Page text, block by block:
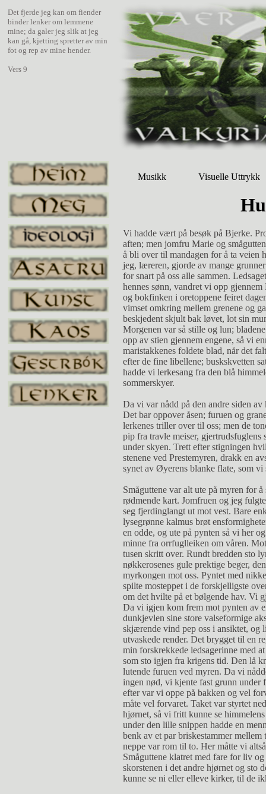
Det fjerde jeg kan om fiender
binder lenker om lemmene
mine; da galer jeg slik at jeg
kan gå, kjetting spretter av min
fot og rep av mine hender.
Vers 9
Musikk Visuelle Uttrykk
Vi hadde vært på besøk på Bjerke.
aften; men jomfru Marie og
å bli over til mandagen for å ta veien
jeg, læreren, gjorde av mange
for snart på oss alle sammen.
hennes sønn, vandret vi opp
og bokfinken i oretoppene feiret
vimset omkring mellem grenene og
beskjedent skjult bak løvet, lot sin
Morgenen var så stille og lun;
opp av stien gjennem engene, så vi
maristakkenes foldete blad, når det
efter de fine libellene; buskskvetten
hadde vi lerkesang fra den blå
sommerskyer.
Da vi var nådd på den andre siden
Det bar oppover åsen; furuen og
lerkenes triller over til oss; men de
pip fra travle meiser,
under skyen. Trett efter stigningen
stenene ved Prestemyren, drakk en
synet av Øyerens blanke flate, som
Småguttene var alt ute på myren for
rødmende kart. Jomfruen og jeg
seg fjerdinglangt ut mot vest. Bare
lysegrønne kalmus brøt
en odde, og ute på pynten så vi her
minne fra orrfuglleiken om våren.
tusen skritt over. Rundt bredden sto
nøkkerosenes gule prektige beger,
myrkongen mot oss. Pyntet med
spilte mosteppet i de forskjelligste
om det hvilte på et bølgende hav. Vi
Da vi igjen kom frem mot pynten av
dunkjevlen sine store valseformige
skjærende vind pep oss i ansiktet, og
utvaskede render. Det brygget til en
min forskrekkede ledsagerinne med
som sto igjen fra krigens tid. Den lå
lutende furuen ved myren. Da vi
ingen nød, vi kjente fast grunn under
efter var vi oppe på bakken og vel
måte vel forvaret. Taket var styrtet
hjørnet, så vi fritt kunne se
under den lille snippen hadde en
benk av et par briskestammer
neppe var rom til to. Her måtte vi
Småguttene klatret med fare for liv
skorstenen i det andre hjørnet og sto
kunne se ni eller elleve kirker, til de